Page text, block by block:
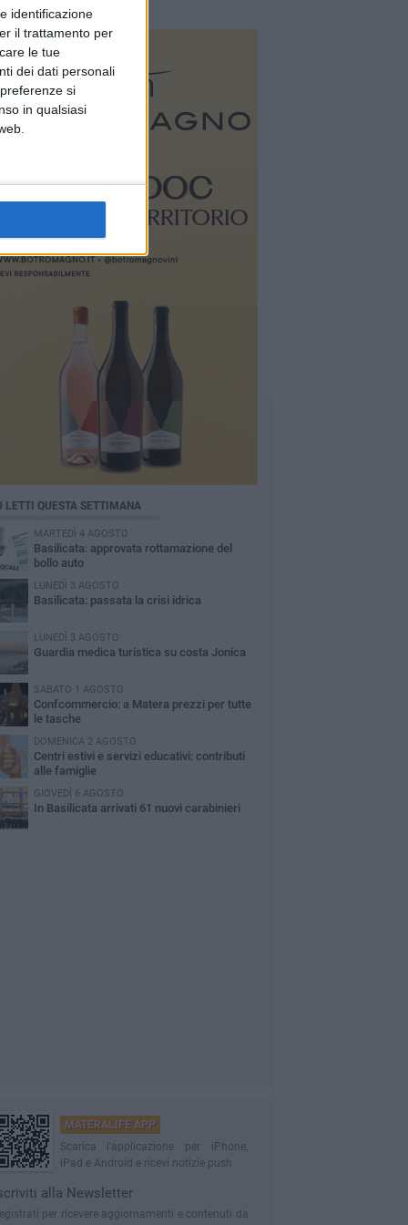
identificazione
il trattamento per
le tue
dei dati personali
si
in qualsiasi
LETTI QUESTA SETTIMANA
MARTEDÌ 4 AGOSTO
Basilicata: approvata rottamazione del
bollo auto
LUNEDÌ 3 AGOSTO
Basilicata: passata la crisi idrica
LUNEDÌ 3 AGOSTO
Guardia medica turistica su costa Jonica
SABATO 1 AGOSTO
Confcommercio: a Matera prezzi per tutte
le tasche
DOMENICA 2 AGOSTO
Centri estivi e servizi educativi: contributi
alle famiglie
GIOVEDÌ 6 AGOSTO
In Basilicata arrivati 61 nuovi carabinieri
MATERALIFE APP
Scarica l'applicazione per iPhone,
iPad e Android e ricevi notizie push
alla Newsletter
per ricevere aggiornamenti e contenuti da